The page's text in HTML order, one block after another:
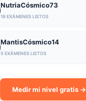
NutriaCósmico73
19 EXÁMENES LISTOS
MantisCósmico14
5 EXÁMENES LISTOS
Medir mi nivel gratis →